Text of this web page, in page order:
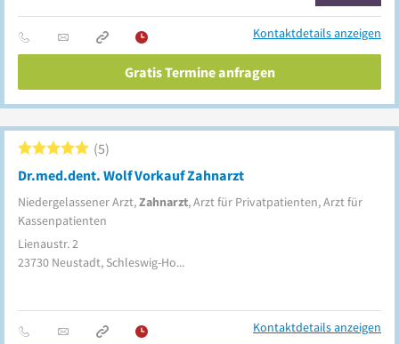
Kontaktdetails anzeigen
Gratis Termine anfragen
Dr.med.dent. Wolf Vorkauf Zahnarzt
Niedergelassener Arzt,Zahnarzt, Arzt für Privatpatienten, Arzt für
Kassenpatienten
5
Lienaustr. 2
23730 Neustadt, Schleswig-Holstein
Kontaktdetails anzeigen